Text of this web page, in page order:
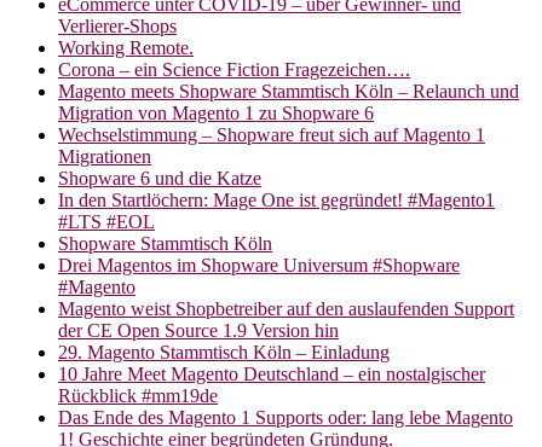
eCommerce unter COVID-19 – über Gewinner- und
Verlierer-Shops
Working Remote.
Corona – ein Science Fiction Fragezeichen….
Magento meets Shopware Stammtisch Köln – Relaunch und
Migration von Magento 1 zu Shopware 6
Wechselstimmung – Shopware freut sich auf Magento 1
Migrationen
Shopware 6 und die Katze
In den Startlöchern: Mage One ist gegründet! #Magento1
#LTS #EOL
Shopware Stammtisch Köln
Drei Magentos im Shopware Universum #Shopware
#Magento
Magento weist Shopbetreiber auf den auslaufenden Support
der CE Open Source 1.9 Version hin
29. Magento Stammtisch Köln – Einladung
10 Jahre Meet Magento Deutschland – ein nostalgischer
Rückblick #mm19de
Das Ende des Magento 1 Supports oder: lang lebe Magento
1! Geschichte einer begründeten Gründung.